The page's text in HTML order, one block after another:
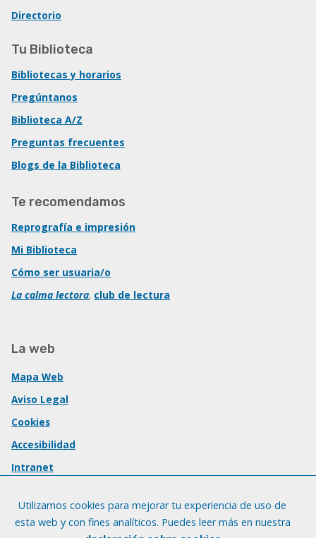
Directorio
Tu Biblioteca
Bibliotecas y horarios
Pregúntanos
Biblioteca A/Z
Preguntas frecuentes
Blogs de la Biblioteca
Te recomendamos
Reprografía e impresión
Mi Biblioteca
Cómo ser usuaria/o
La calma lectora, club de lectura
La web
Mapa Web
Aviso Legal
Cookies
Accesibilidad
Intranet
Utilizamos cookies para mejorar tu experiencia de uso de
esta web y con fines analíticos. Puedes leer más en nuestra